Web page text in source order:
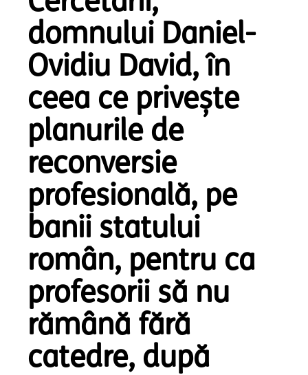
domnului Daniel-
Ovidiu David, în
ceea ce privește
planurile de
reconversie
profesională, pe
banii statului
român, pentru ca
profesorii să nu
rămână fără
catedre, după